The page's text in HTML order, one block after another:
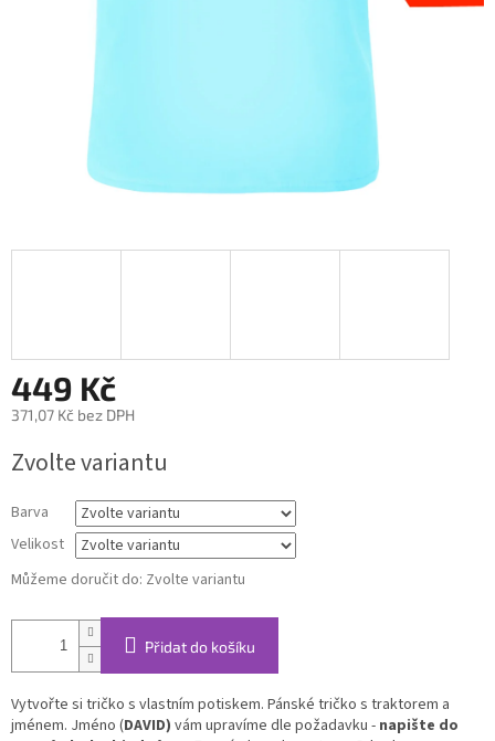
449 Kč
371,07 Kč bez DPH
cena:
Zvolte variantu
Barva
Velikost
Můžeme doručit do: Zvolte variantu
Přidat do košíku
Vytvořte si tričko s vlastním potiskem. Pánské tričko s traktorem a
jménem. Jméno (DAVID) vám upravíme dle požadavku - napište do